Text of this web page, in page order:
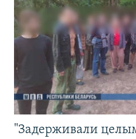
"Задерживали